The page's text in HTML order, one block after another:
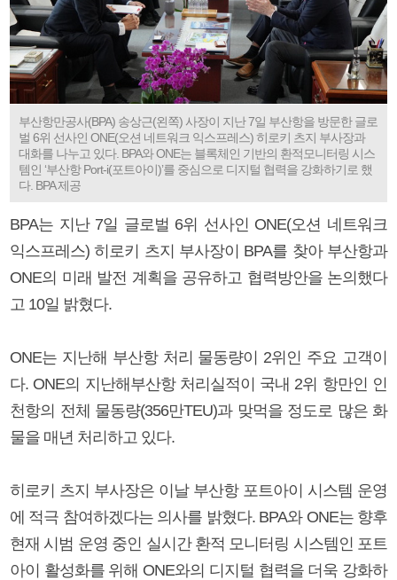
부산항만공사(BPA) 송상근(왼쪽) 사장이 지난 7일 부산항을 방문한 글로
벌 6위 선사인 ONE(오션 네트워크 익스프레스) 히로키 츠지 부사장과
대화를 나누고 있다. BPA와 ONE는 블록체인 기반의 환적모니터링 시스
템인 ‘부산항 Port-i(포트아이)’를 중심으로 디지털 협력을 강화하기로 했
다. BPA 제공
BPA는 지난 7일 글로벌 6위 선사인 ONE(오션 네트워크
익스프레스) 히로키 츠지 부사장이 BPA를 찾아 부산항과
ONE의 미래 발전 계획을 공유하고 협력방안을 논의했다
고 10일 밝혔다.
ONE는 지난해 부산항 처리 물동량이 2위인 주요 고객이
다. ONE의 지난해부산항 처리실적이 국내 2위 항만인 인
천항의 전체 물동량(356만TEU)과 맞먹을 정도로 많은 화
물을 매년 처리하고 있다.
히로키 츠지 부사장은 이날 부산항 포트아이 시스템 운영
에 적극 참여하겠다는 의사를 밝혔다. BPA와 ONE는 향후
현재 시범 운영 중인 실시간 환적 모니터링 시스템인 포트
아이 활성화를 위해 ONE와의 디지털 협력을 더욱 강화하